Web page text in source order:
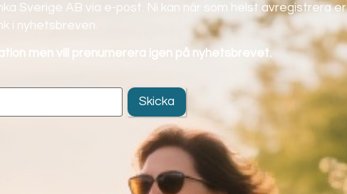
Sverige AB via e-post. Ni kan när som helst avregistrera er
i nyhetsbreven.
men vill prenumerera igen på nyhetsbrevet.